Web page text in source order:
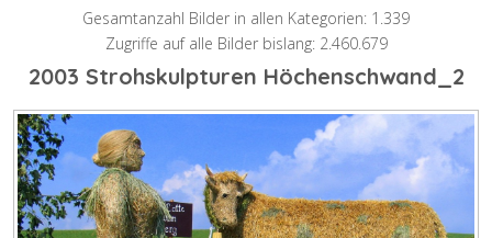
Gesamtanzahl Bilder in allen Kategorien: 1.339
Zugriffe auf alle Bilder bislang: 2.460.679
2003 Strohskulpturen Höchenschwand_2